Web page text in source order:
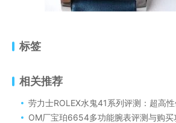
标签
相关推荐
劳力士ROLEX水鬼41系列评测：超高
OM厂宝珀6654多功能腕表评测与购买